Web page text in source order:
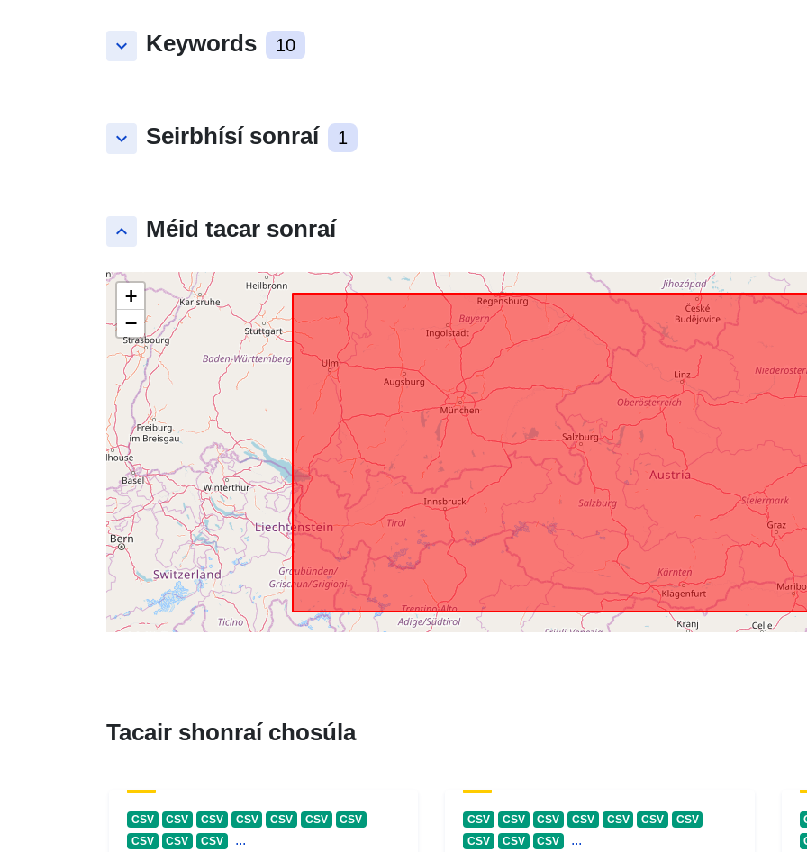
keyboard_arrow_down Keywords 10
keyboard_arrow_down Seirbhísí sonraí 1
keyboard_arrow_up Méid tacar sonraí
+
−
Tacair shonraí chosúla
CSV CSV CSV CSV CSV CSV
CSV
CSV
CSV CSV ...
CSV CSV CSV CSV CSV CSV
CSV
CSV
CSV CSV ...